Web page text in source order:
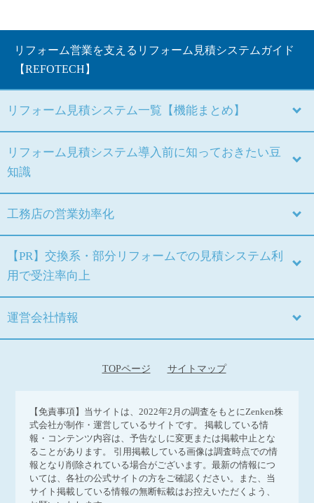
リフォーム営業を支えるリフォーム見積システムガイド
【REFOTECH】
リフォーム見積システム一覧【機能まとめ】
リフォーム見積システム導入前に知っておきたい豆
知識
工務店の営業効率化
【PR】交換系・部分リフォームでの見積システム利
用で受注率向上
運営会社情報
TOPページ サイトマップ
【免責事項】 当サイトは、2022年2月の調査をもとにZenken株
式会社が制作・運営しているサイトです。 掲載している情
報・コンテンツ内容は、予告なしに変更または掲載中止とな
ることがあります。 引用掲載している画像は調査時点での情
報となり削除されている場合がございます。最新の情報につ
いては、各社の公式サイトの方をご確認ください。また、当
サイト掲載している情報の無断転載はお控えいただくよう、